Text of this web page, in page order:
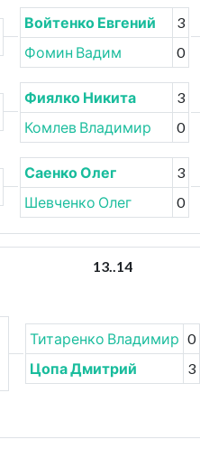
Войтенко Евгений
3
Фомин Вадим
0
Фиялко Никита
3
Комлев Владимир
0
Саенко Олег
3
Шевченко Олег
0
13..14
Титаренко Владимир 0
Цопа Дмитрий
3